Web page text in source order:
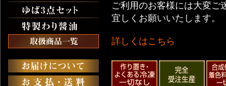
ご利用のお客様には大変ご
宜しくお願いいたします。
詳しくはこちら